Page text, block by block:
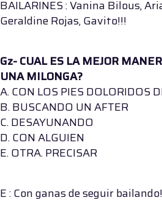
BAILARINES : Vanina Bilous,
Geraldine Rojas, Gavito!!!
Gz- CUAL ES LA MEJOR
UNA MILONGA?
A. CON LOS PIES DOLORIDOS
B. BUSCANDO UN AFTER
C. DESAYUNANDO
D. CON ALGUIEN
E. OTRA. PRECISAR
E : Con ganas de seguir bailando!